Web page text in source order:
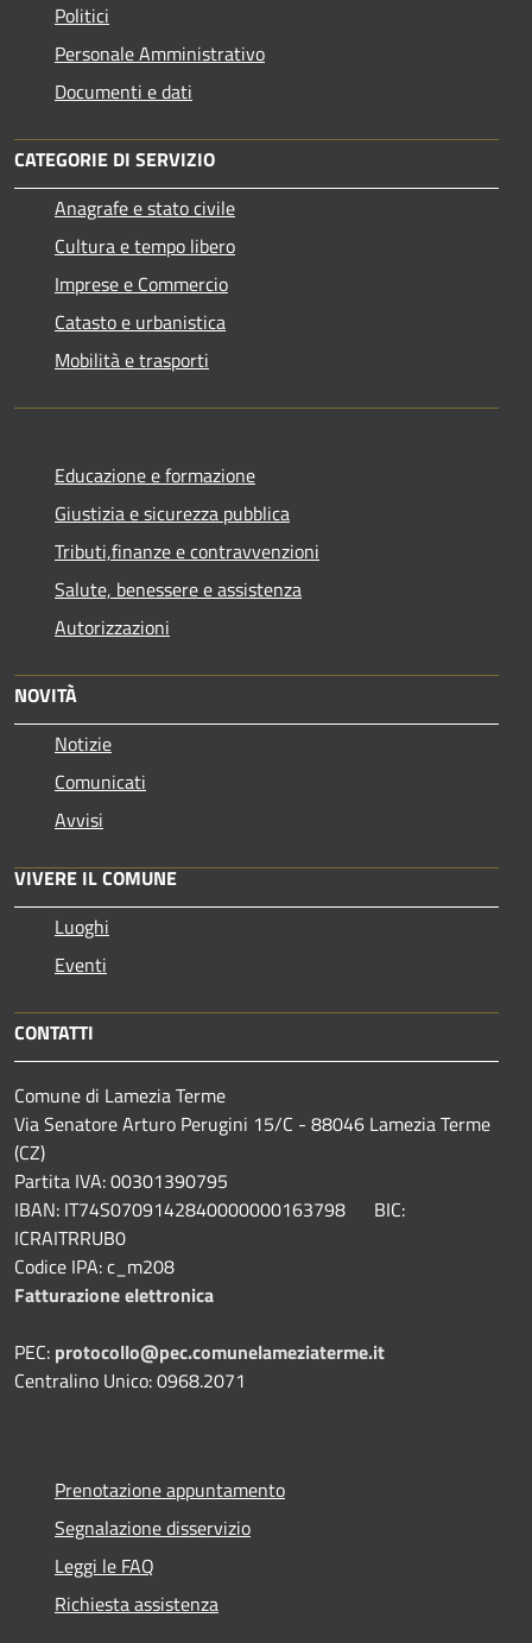
Politici
Personale Amministrativo
Documenti e dati
CATEGORIE DI SERVIZIO
Anagrafe e stato civile
Cultura e tempo libero
Imprese e Commercio
Catasto e urbanistica
Mobilità e trasporti
Educazione e formazione
Giustizia e sicurezza pubblica
Tributi,finanze e contravvenzioni
Salute, benessere e assistenza
Autorizzazioni
NOVITÀ
Notizie
Comunicati
Avvisi
VIVERE IL COMUNE
Luoghi
Eventi
CONTATTI
Comune di Lamezia Terme
Via Senatore Arturo Perugini 15/C - 88046 Lamezia Terme
(CZ)
Partita IVA: 00301390795
IBAN: IT74S0709142840000000163798 BIC:
ICRAITRRUB0
Codice IPA: c_m208
Fatturazione elettronica
PEC: protocollo@pec.comunelameziaterme.it
Centralino Unico: 0968.2071
Prenotazione appuntamento
Segnalazione disservizio
Leggi le FAQ
Richiesta assistenza